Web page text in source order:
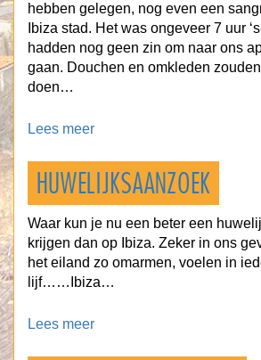
hebben gelegen, nog even een
Ibiza stad. Het was ongeveer 7 uur
hadden nog geen zin om naar ons
gaan. Douchen en omkleden
doen…
Lees meer
HUWELIJKSAANZOEK
Waar kun je nu een beter een
krijgen dan op Ibiza. Zeker in ons
het eiland zo omarmen, voelen in
lijf……Ibiza…
Lees meer